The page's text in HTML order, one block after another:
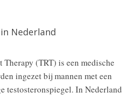
Nederland
Therapy (TRT) is een medische
ingezet bij mannen met een
testosteronspiegel. In Nederland